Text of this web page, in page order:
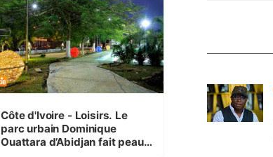
Côte d'Ivoire - Loisirs. Le
parc urbain Dominique
Ouattara d’Abidjan fait peau